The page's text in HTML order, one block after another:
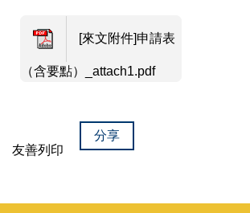
[來文附件]申請表
（含要點）_attach1.pdf
友善列印
分享